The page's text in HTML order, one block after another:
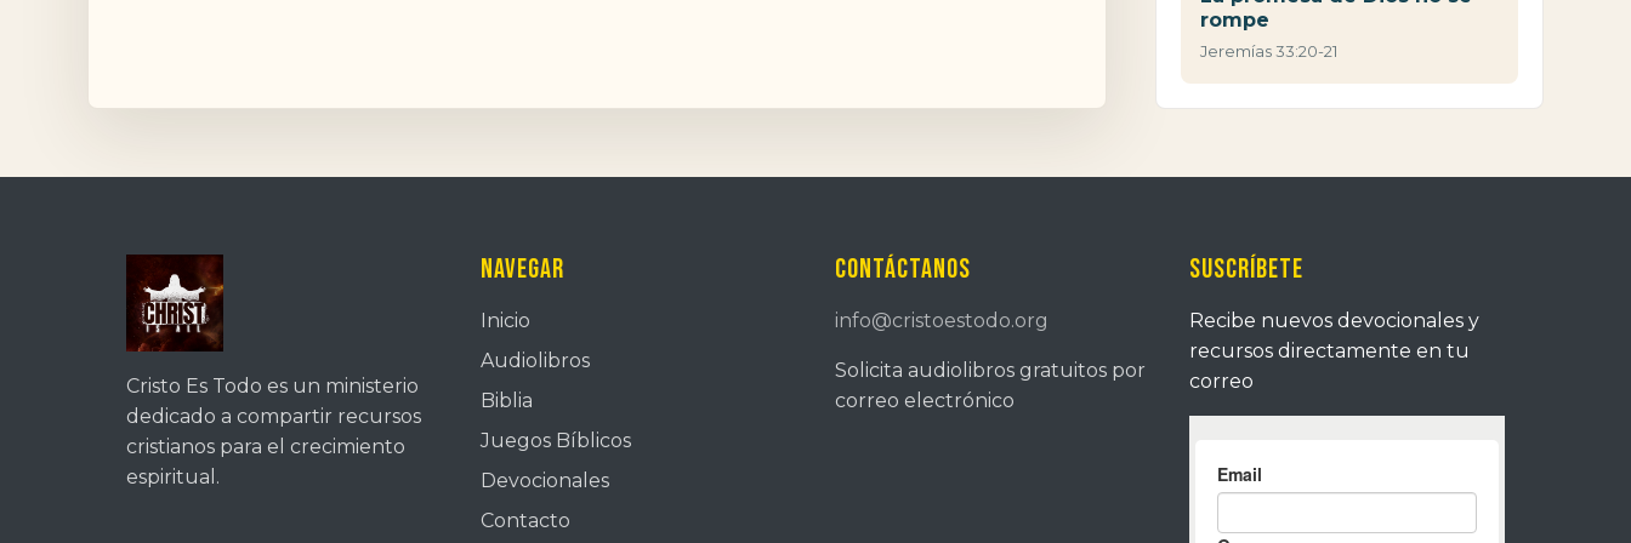
rompe
Jeremías 33:20-21
Cristo Es Todo es un ministerio
dedicado a compartir recursos
cristianos para el crecimiento
espiritual.
Navegar
Inicio
Audiolibros
Biblia
Juegos Bíblicos
Devocionales
Contacto
Contáctanos
info@cristoestodo.org
Solicita audiolibros gratuitos por
correo electrónico
Suscríbete
Recibe nuevos devocionales y
recursos directamente en tu
correo